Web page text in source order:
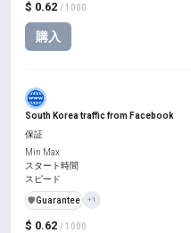
$ 0.62 / 1000
購入
South Korea traffic from Facebook
$ 0.62 / 1000
保証
Min Max
スタート時間
スピード
️🛡️Guarantee +1